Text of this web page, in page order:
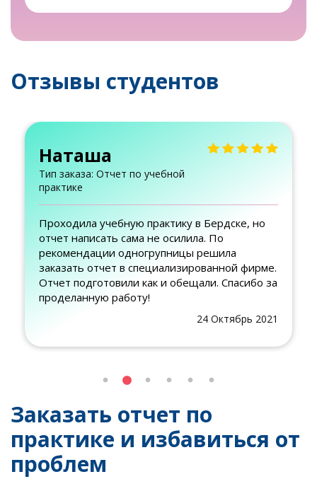
Отзывы студентов
Наташа
Тип заказа: Отчет по учебной
практике
Проходила учебную практику в Бердске, но
отчет написать сама не осилила. По
рекомендации одногрупницы решила
заказать отчет в специализированной фирме.
Отчет подготовили как и обещали. Спасибо за
проделанную работу!
24 Октябрь 2021
Заказать отчет по
практике и избавиться от
проблем